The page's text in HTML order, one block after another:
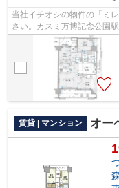
当社イチオシの物件の「ミ
さい。カスミ万博記念公園
できる駅があります。敷地
賃貸 | マンション オー